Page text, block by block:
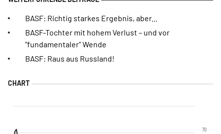
BASF: Richtig starkes Ergebnis, aber...
BASF-Tochter mit hohem Verlust – und vor
"fundamentaler" Wende
BASF: Raus aus Russland!
70